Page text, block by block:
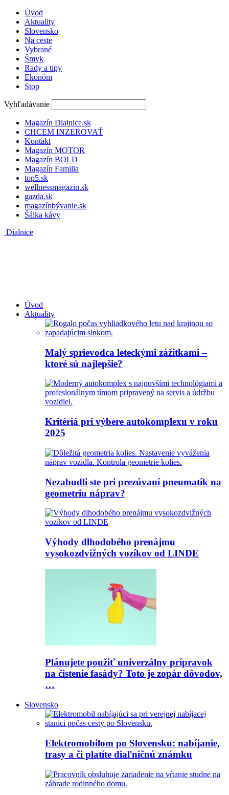
Úvod
Aktuality
Slovensko
Na ceste
Vybrané
Šmyk
Rady a tipy
Ekonóm
Stop
Vyhľadávanie
Magazín Dialnice.sk
CHCEM INZEROVAŤ
Kontakt
Magazín MOTOR
Magazín BOLD
Magazín Familia
top5.sk
wellnessmagazin.sk
gazda.sk
magazínbývanie.sk
Šálka kávy
Dialnice
Úvod
Aktuality
Malý sprievodca leteckými zážitkami –
ktoré sú najlepšie?
Kritériá pri výbere autokomplexu v roku
2025
Nezabudli ste pri prezúvaní pneumatík na
geometriu náprav?
Výhody dlhodobého prenájmu
vysokozdvižných vozíkov od LINDE
Plánujete použiť univerzálny prípravok
na čistenie fasády? Toto je zopár dôvodov,
…
Slovensko
Elektromobilom po Slovensku: nabíjanie,
trasy a či platíte diaľničnú známku